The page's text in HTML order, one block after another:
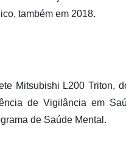
também em 2018.
Mitsubishi L200 Triton,
de Vigilância em
de Saúde Mental.